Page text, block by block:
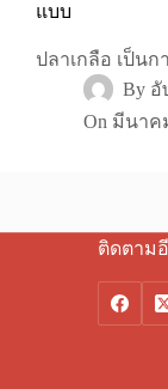
แบบ
ปลาเกลือ เป็น
By อั
On มีนาค
ติดตาม